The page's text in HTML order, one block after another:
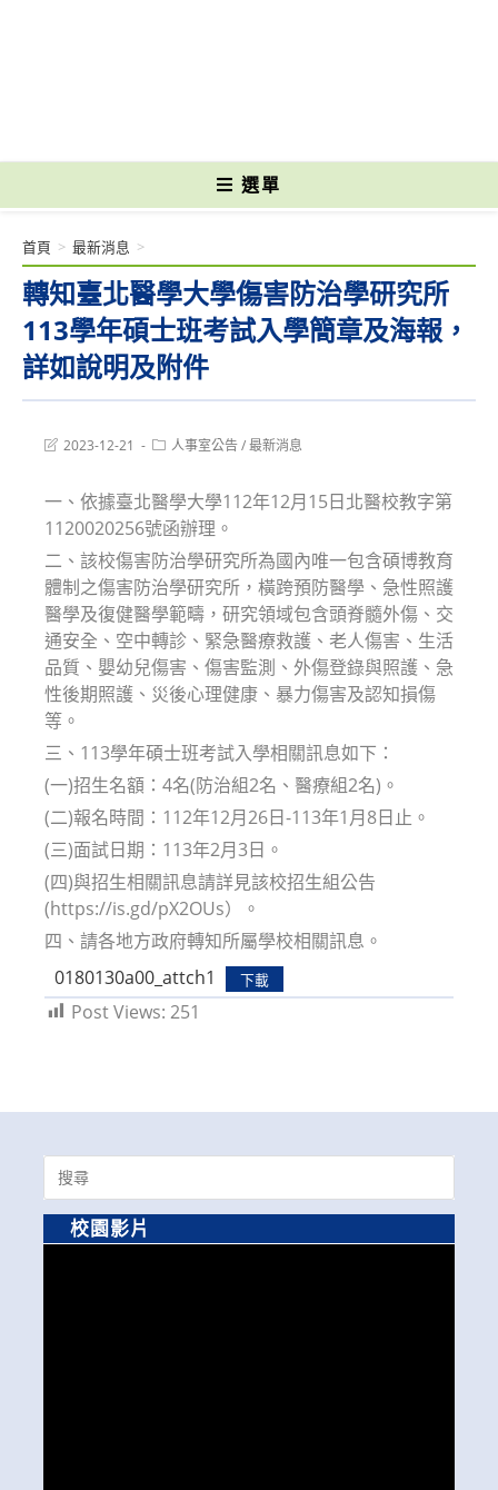
選單
轉知臺北醫學大學傷害防治學研究所
113學年碩士班考試入學簡章及海報，
詳如說明及附件
首頁 > 最新消息 >
Post2023-12-21
Post人事室公告/最新消息
一、依據臺北醫學大學112年12月15日北醫校教字第
1120020256號函辦理。
二、該校傷害防治學研究所為國內唯一包含碩博教育
體制之傷害防治學研究所，橫跨預防醫學、急性照護
醫學及復健醫學範疇，研究領域包含頭脊髓外傷、交
通安全、空中轉診、緊急醫療救護、老人傷害、生活
品質、嬰幼兒傷害、傷害監測、外傷登錄與照護、急
性後期照護、災後心理健康、暴力傷害及認知損傷
等。
三、113學年碩士班考試入學相關訊息如下：
(一)招生名額：4名(防治組2名、醫療組2名)。
(二)報名時間：112年12月26日-113年1月8日止。
(三)面試日期：113年2月3日。
(四)與招生相關訊息請詳見該校招生組公告
(https://is.gd/pX2OUs）。
四、請各地方政府轉知所屬學校相關訊息。
0180130a00_attch1
下載
Post Views: 251
Search
for:
校園影片